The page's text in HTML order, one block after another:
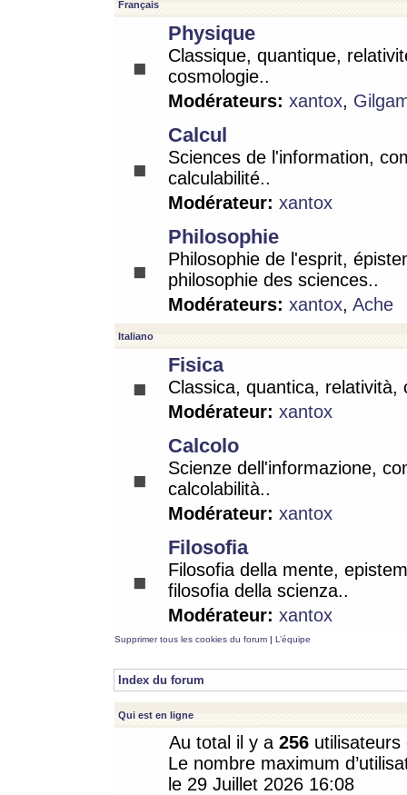
Français
Physique
Classique, quantique,
cosmologie..
Modérateurs: xantox,
Calcul
Sciences de l'information,
calculabilité..
Modérateur: xantox
Philosophie
Philosophie de l'esprit,
philosophie des sciences..
Modérateurs: xantox, Ache
Italiano
Fisica
Classica, quantica, relatività,
Modérateur: xantox
Calcolo
Scienze dell'informazione,
calcolabilità..
Modérateur: xantox
Filosofia
Filosofia della mente,
filosofia della scienza..
Modérateur: xantox
Supprimer tous les cookies du forum | L’équipe
Index du forum
Qui est en ligne
Au total il y a 256
Le nombre maximum
le 29 Juillet 2026 16:08